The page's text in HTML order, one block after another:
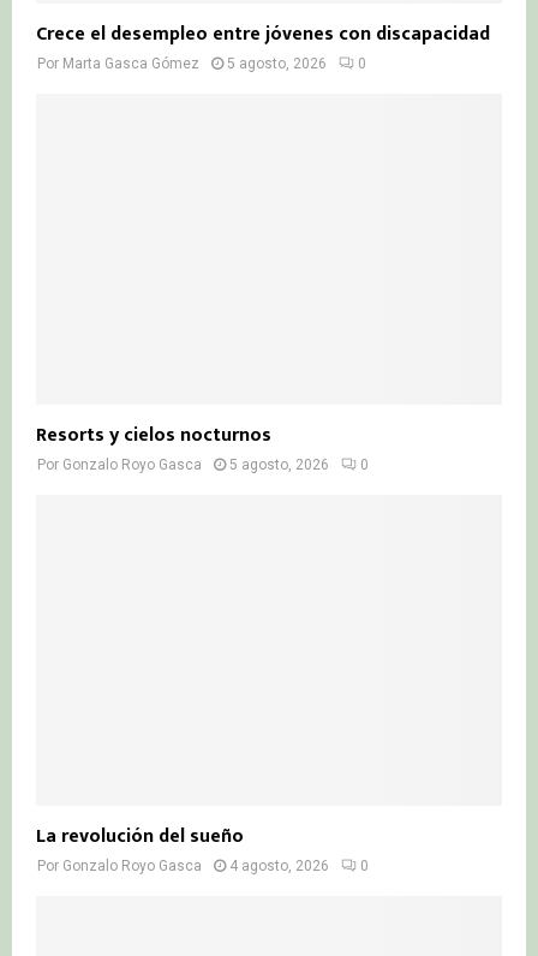
Crece el desempleo entre jóvenes con discapacidad
Por Marta Gasca Gómez 5 agosto, 2026 0
Resorts y cielos nocturnos
Por Gonzalo Royo Gasca 5 agosto, 2026 0
La revolución del sueño
Por Gonzalo Royo Gasca 4 agosto, 2026 0